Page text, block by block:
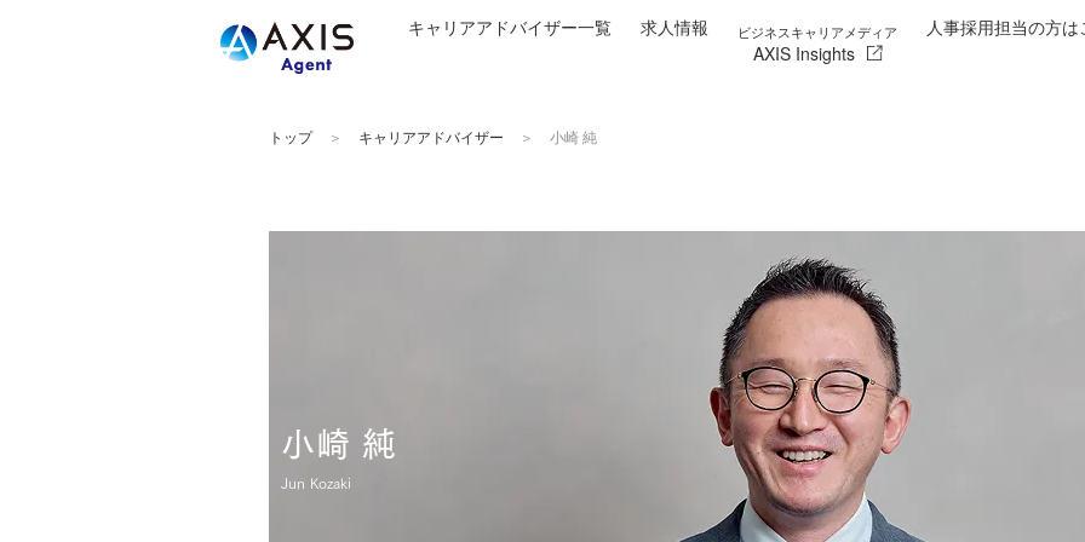
キャリアアドバイザー一覧 求人情報 ビジネスキャリアメディア
AXIS Insights
人事採用担当の方は
トップ キャリアアドバイザー 小崎 純
小崎 純
Jun Kozaki